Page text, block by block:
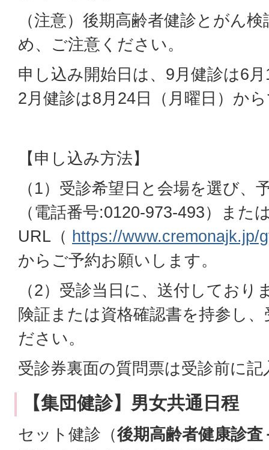
（注意）後期高齢者健診とがん
め、ご注意ください。
申し込み開始日は、9月健診は6
2月健診は8月24日（月曜日）か
【申し込み方法】
（1）受診希望日と会場を選び、
（電話番号:0120-973-493）また
URL（ https://www.cremonajk.jp/
からご予約お願いします。
（2）受診当日に、送付しており
険証または資格確認書を持参し
ださい。
受診券裏面の質問票は受診前に
【集団健診】男女共通日程
セット健診（後期高齢者健康診査